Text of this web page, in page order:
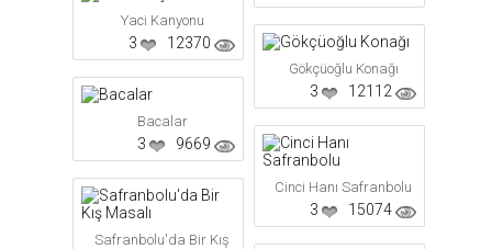
Yaci Kanyonu
12370
3
Gökçüoğlu Konağı
12112
3
Bacalar
9669
3
Cinci Hanı Safranbolu
15074
3
Safranbolu'da Bir Kış